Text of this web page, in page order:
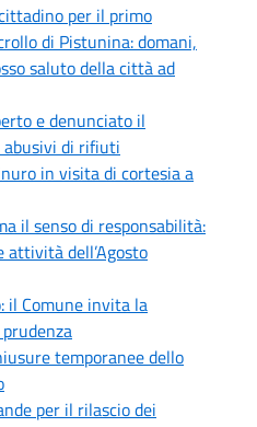
per il primo
di Pistunina: domani,
saluto della città ad
e denunciato il
abusivi di rifiuti
in visita di cortesia a
il senso di responsabilità:
dell’Agosto
il Comune invita la
temporanee dello
per il rilascio dei